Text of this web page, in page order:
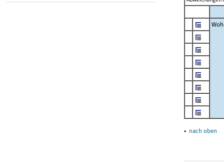
▴ nach oben